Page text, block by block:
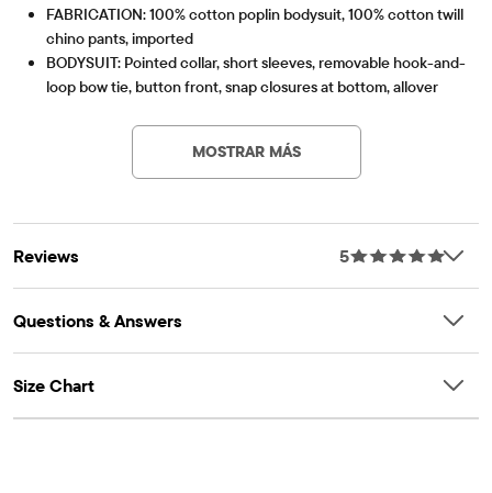
FABRICATION: 100% cotton poplin bodysuit, 100% cotton twill
chino pants, imported
BODYSUIT: Pointed collar, short sleeves, removable hook-and-
loop bow tie, button front, snap closures at bottom, allover
CHINO PANTS: Functional button & no-zip fly, elasticized back
waist, belt loops, removable striped belt, non-functional front
& back pockets
MOSTRAR MÁS
Reviews 5
Questions & Answers
Size Chart